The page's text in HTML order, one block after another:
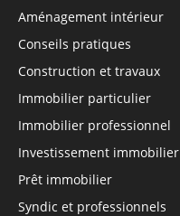
Aménagement intérieur
Conseils pratiques
Construction et travaux
Immobilier particulier
Immobilier professionnel
Investissement immobilier
Prêt immobilier
Syndic et professionnels